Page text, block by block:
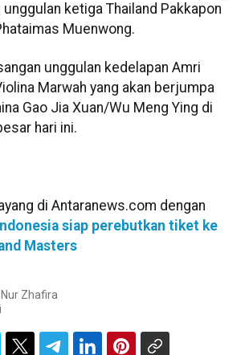
ketiga Thailand Pakkapon
Muenwong.
unggulan kedelapan Amri
Marwah yang akan berjumpa
Gao Jia Xuan/Wu Meng Ying di
hari ini.
di Antaranews.com dengan
siap perebutkan tiket ke
Masters
Zhafira